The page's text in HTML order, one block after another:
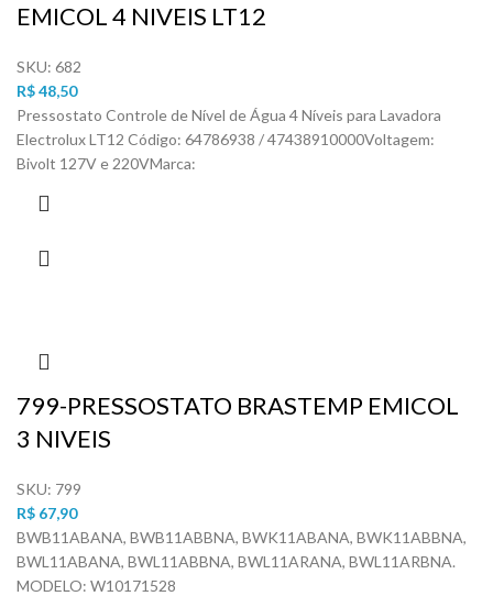
EMICOL 4 NIVEIS LT12
SKU: 682
R$48,50
Pressostato Controle de Nível de Água 4 Níveis para Lavadora
Electrolux LT12 Código: 64786938 / 47438910000Voltagem:
Bivolt 127V e 220VMarca:
799-PRESSOSTATO BRASTEMP EMICOL
3 NIVEIS
SKU: 799
R$ 67,90
BWB11ABANA, BWB11ABBNA, BWK11ABANA, BWK11ABBNA,
BWL11ABANA, BWL11ABBNA, BWL11ARANA, BWL11ARBNA.
MODELO: W10171528